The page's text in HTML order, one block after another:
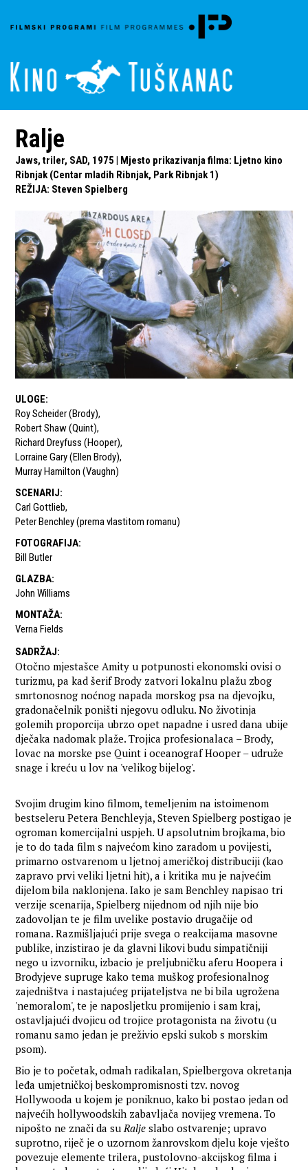
Ralje
Jaws, triler, SAD, 1975 | Mjesto prikazivanja filma: Ljetno kino
Ribnjak (Centar mladih Ribnjak, Park Ribnjak 1)
REŽIJA: Steven Spielberg
ULOGE:
Roy Scheider (Brody),
Robert Shaw (Quint),
Richard Dreyfuss (Hooper),
Lorraine Gary (Ellen Brody),
Murray Hamilton (Vaughn)
SCENARIJ:
Carl Gottlieb,
Peter Benchley (prema vlastitom romanu)
FOTOGRAFIJA:
Bill Butler
GLAZBA:
John Williams
MONTAŽA:
Verna Fields
SADRŽAJ:
Otočno mjestašce Amity u potpunosti ekonomski ovisi o
turizmu, pa kad šerif Brody zatvori lokalnu plažu zbog
smrtonosnog noćnog napada morskog psa na djevojku,
gradonačelnik poništi njegovu odluku. No životinja
golemih proporcija ubrzo opet napadne i usred dana ubije
dječaka nadomak plaže. Trojica profesionalaca – Brody,
lovac na morske pse Quint i oceanograf Hooper – udruže
snage i kreću u lov na 'velikog bijelog'.
Svojim drugim kino filmom, temeljenim na istoimenom
bestseleru Petera Benchleyja, Steven Spielberg postigao je
ogroman komercijalni uspjeh. U apsolutnim brojkama, bio
je to do tada film s najvećom kino zaradom u povijesti,
primarno ostvarenom u ljetnoj američkoj distribuciji (kao
zapravo prvi veliki ljetni hit), a i kritika mu je najvećim
dijelom bila naklonjena. Iako je sam Benchley napisao tri
verzije scenarija, Spielberg nijednom od njih nije bio
zadovoljan te je film uvelike postavio drugačije od
romana. Razmišljajući prije svega o reakcijama masovne
publike, inzistirao je da glavni likovi budu simpatičniji
nego u izvorniku, izbacio je preljubničku aferu Hoopera i
Brodyjeve supruge kako tema muškog profesionalnog
zajedništva i nastajućeg prijateljstva ne bi bila ugrožena
'nemoralom', te je naposljetku promijenio i sam kraj,
ostavljajući dvojicu od trojice protagonista na životu (u
romanu samo jedan je preživio epski sukob s morskim
psom).
Bio je to početak, odmah radikalan, Spielbergova okretanja
leđa umjetničkoj beskompromisnosti tzv. novog
Hollywooda u kojem je poniknuo, kako bi postao jedan od
najvećih hollywoodskih zabavljača novijeg vremena. To
nipošto ne znači da suRalje slabo ostvarenje; upravo
suprotno, riječ je o uzornom žanrovskom djelu koje vješto
povezuje elemente trilera, pustolovno-akcijskog filma i